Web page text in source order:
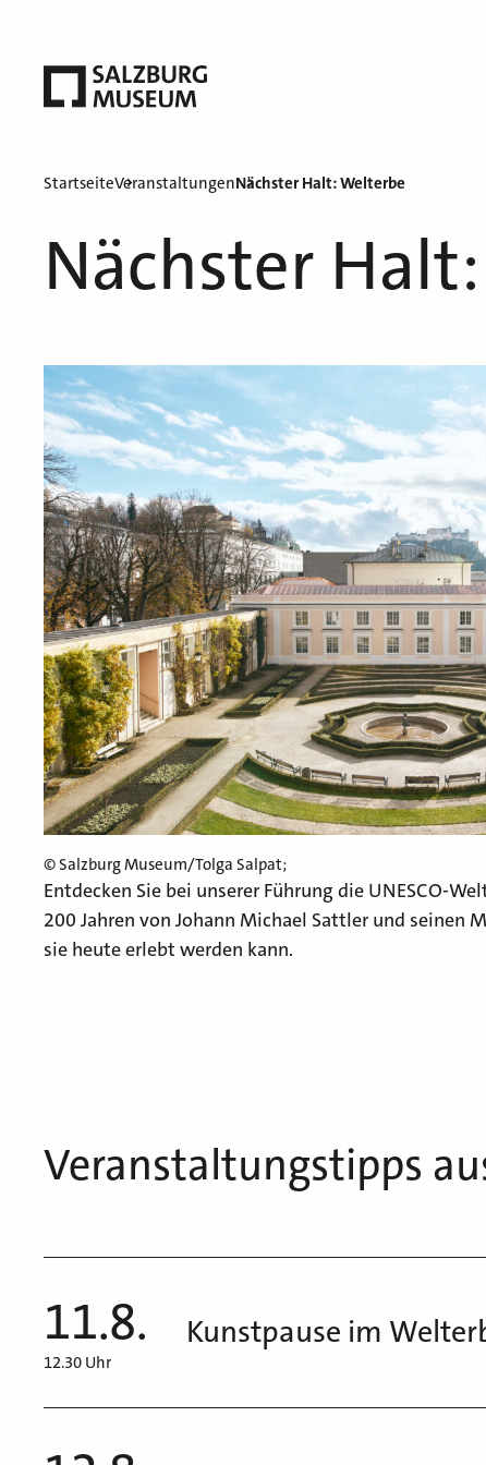
StartseiteVeranstaltungenNächster Halt: Welterbe
Nächster
© Salzburg Museum/Tolga Salpat;
Entdecken Sie bei unserer Führung die UNESCO-
200 Jahren von Johann Michael Sattler und
sie heute erlebt werden kann.
Veranstaltungstipps
11.8.
12.30 Uhr
Kunstpause im